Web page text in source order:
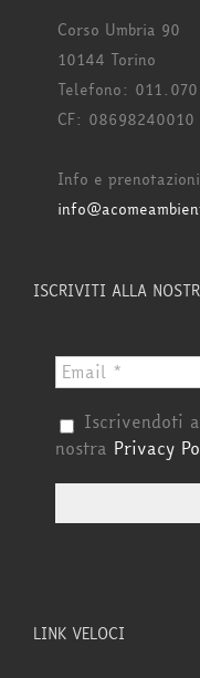
Corso Umbria 90
10144 Torino
Telefono:
CF: 08698240010
Info e
ISCRIVITI ALLA
Iscrivendoti
nostra Privacy
LINK VELOCI